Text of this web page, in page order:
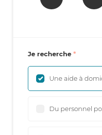
Je recherche
Une aide à
Du personnel